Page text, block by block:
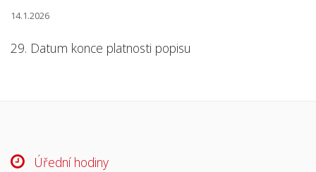
14.1.2026
29. Datum konce platnosti popisu
Úřední hodiny